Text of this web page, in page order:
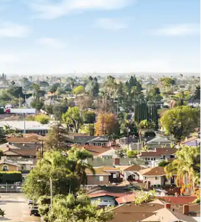
les parcourir ou en appuyant et en faisant glisser.